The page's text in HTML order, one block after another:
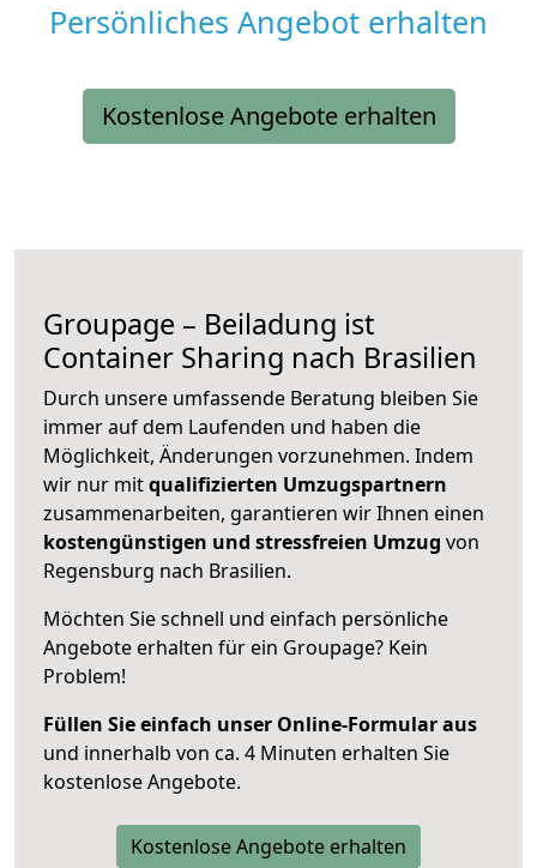
Persönliches Angebot erhalten
Kostenlose Angebote erhalten
Groupage – Beiladung ist
Container Sharing nach Brasilien
Durch unsere umfassende Beratung bleiben Sie
immer auf dem Laufenden und haben die
Möglichkeit, Änderungen vorzunehmen. Indem
wir nur mitqualifizierten Umzugspartnern
zusammenarbeiten, garantieren wir Ihnen einen
kostengünstigen und stressfreien Umzug von
Regensburg nach Brasilien.
Möchten Sie schnell und einfach persönliche
Angebote erhalten für ein Groupage? Kein
Problem!
Füllen Sie einfach unser Online-Formular aus
und innerhalb von ca. 4 Minuten erhalten Sie
kostenlose Angebote.
Kostenlose Angebote erhalten